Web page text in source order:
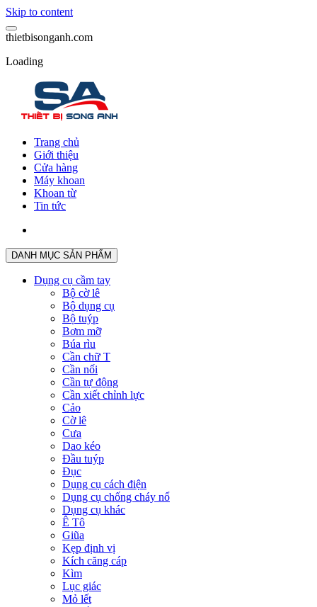
Skip to content
thietbisonganh.com
Loading
Trang chủ
Giới thiệu
Cửa hàng
Máy khoan
Khoan từ
Tin tức
DANH MỤC SẢN PHẨM
Dụng cụ cầm tay
Bộ cờ lê
Bộ dụng cụ
Bộ tuýp
Bơm mỡ
Búa rìu
Cần chữ T
Cần nối
Cần tự động
Cần xiết chỉnh lực
Cảo
Cờ lê
Cưa
Dao kéo
Đầu tuýp
Đục
Dụng cụ cách điện
Dụng cụ chống cháy nổ
Dụng cụ khác
Ê Tô
Giũa
Kẹp định vị
Kích căng cáp
Kìm
Lục giác
Mỏ lết